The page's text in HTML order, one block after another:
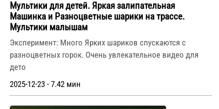
Мультики для детей. Яркая залипательная
Машинка и Разноцветные шарики на трассе.
Мультики малышам
Эксперимент: Много Ярких шариков спускаются с
разноцветных горок. Очень увлекательное видео для
дето
2025-12-23 - 7.42 мин